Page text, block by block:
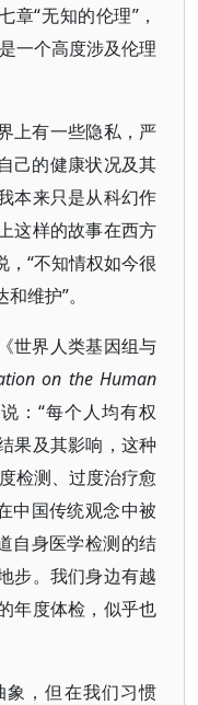
“无知的伦理”，
一个高度涉及伦理
上有一些隐私，严
己的健康状况及其
本来只是从科幻作
这样的故事在西方
“不知情权如今很
维护”。
世界人类基因组与
on the Human
：“每个人均有权
果及其影响，这种
检测、过度治疗愈
中国传统观念中被
自身医学检测的结
步。我们身边有越
年度体检，似乎也
，但在我们习惯